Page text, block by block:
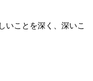
いことを深く、深いこ